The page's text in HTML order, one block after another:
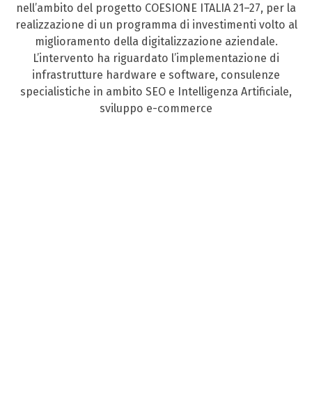
nell’ambito del progetto COESIONE ITALIA 21–27, per la
realizzazione di un programma di investimenti volto al
miglioramento della digitalizzazione aziendale.
L’intervento ha riguardato l’implementazione di
infrastrutture hardware e software, consulenze
specialistiche in ambito SEO e Intelligenza Artificiale,
sviluppo e-commerce